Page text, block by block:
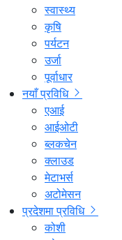
स्वास्थ्य
कृषि
पर्यटन
उर्जा
पूर्वाधार
नयाँ प्रविधि
एआई
आईओटी
ब्लकचेन
क्लाउड
मेटाभर्स
अटोमेसन
प्रदेशमा प्रविधि
कोशी